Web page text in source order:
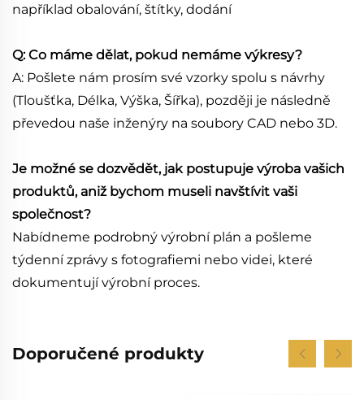
například obalování, štítky, dodání
Q: Co máme dělat, pokud nemáme výkresy?
A: Pošlete nám prosím své vzorky spolu s návrhy
(Tloušťka, Délka, Výška, Šířka), později je následně
převedou naše inženýry na soubory CAD nebo 3D.
Je možné se dozvědět, jak postupuje výroba vašich
produktů, aniž bychom museli navštívit vaši
společnost?
Nabídneme podrobný výrobní plán a pošleme
týdenní zprávy s fotografiemi nebo videi, které
dokumentují výrobní proces.
Doporučené produkty